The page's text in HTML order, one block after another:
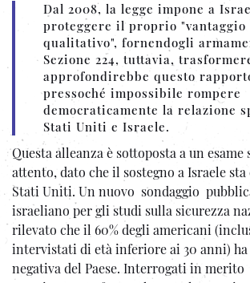
Dal 2008, la legge impone a
proteggere il proprio
qualitativo", fornendogli
Sezione 224, tuttavia,
approfondirebbe questo
pressoché impossibile rompere
democraticamente la relazione
Stati Uniti e Israele.
Questa alleanza è sottoposta a un esame
attento, dato che il sostegno a Israele
Stati Uniti. Un nuovo sondaggio
israeliano per gli studi sulla sicurezza
rilevato che il 60% degli americani
intervistati di età inferiore ai 30 anni)
negativa del Paese. Interrogati in merito